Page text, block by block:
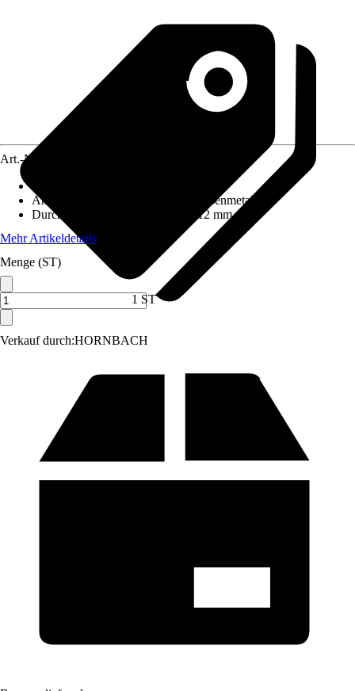
Verkauf durch:HORNBACH
Art.-Nr.
Anwendungsbereich
Stahl, Nichteisenmetalle
Durchmesser (von - bis)
3 mm - 12 mm
Mehr Artikeldetails
Menge (ST)
1 ST